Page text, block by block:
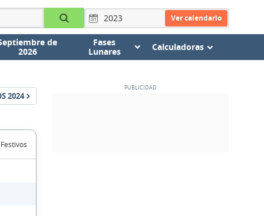
Ver calendario
de
2026
Fases
Lunares
Calculadoras
2024